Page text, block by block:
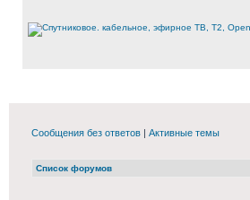
Сообщения без ответов | Активные темы
Список форумов